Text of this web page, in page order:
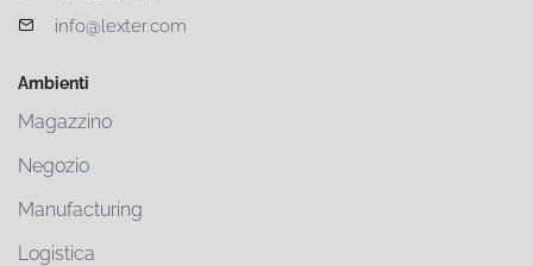
info@lexter.com
Ambienti
Magazzino
Negozio
Manufacturing
Logistica